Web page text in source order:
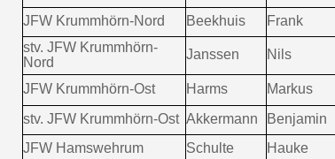
JFW Krummhörn-Nord Beekhuis Frank
stv. JFW Krummhörn-
Nord
Janssen Nils
JFW Krummhörn-Ost Harms Markus
stv. JFW Krummhörn-Ost Akkermann Benjamin
JFW Hamswehrum Schulte Hauke